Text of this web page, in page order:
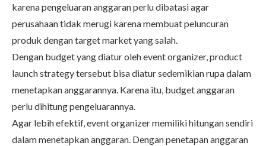
karena pengeluaran anggaran perlu dibatasi agar
perusahaan tidak merugi karena membuat peluncuran
produk dengan target market yang salah.
Dengan budget yang diatur oleh event organizer, product
launch strategy tersebut bisa diatur sedemikian rupa dalam
menetapkan anggarannya. Karena itu, budget anggaran
perlu dihitung pengeluarannya.
Agar lebih efektif, event organizer memiliki hitungan sendiri
dalam menetapkan anggaran. Dengan penetapan anggaran